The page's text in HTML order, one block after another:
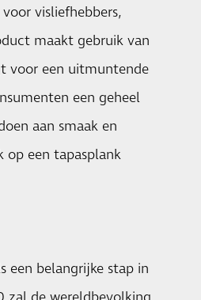
visliefhebbers,
maakt gebruik van
voor een uitmuntende
een geheel
aan smaak en
op een tapasplank
een belangrijke stap in